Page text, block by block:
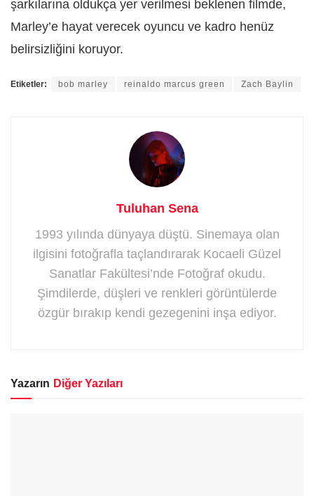
şarkılarına oldukça yer verilmesi beklenen filmde,
Marley’e hayat verecek oyuncu ve kadro henüz
belirsizliğini koruyor.
Etiketler: bob marley reinaldo marcus green Zach Baylin
Tuluhan Sena
1993 yılında dünyaya düştü. Sinemaya olan
ilgisini fotoğrafla taçlandırarak Kocaeli Güzel
Sanatlar Fakültesi’nde Fotoğraf okudu.
Şimdilerde, düşleri ve renkleri görüntülerde
özgür bırakıp kendi gezegenini inşa ediyor.
Yazarın Diğer Yazıları